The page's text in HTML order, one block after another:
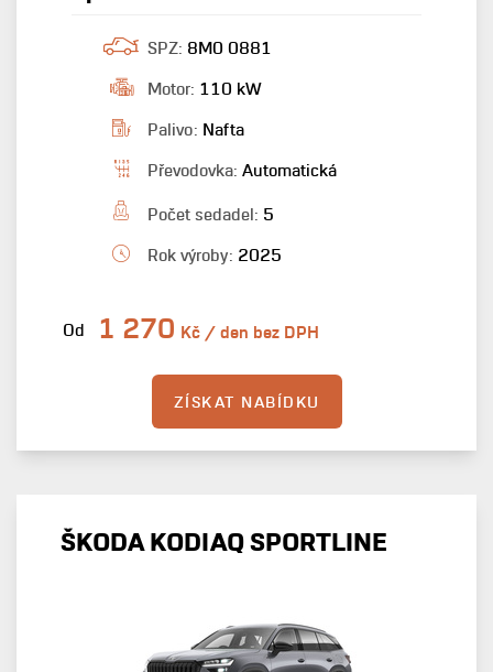
SPZ: 8M0 0881
Motor: 110 kW
Palivo: Nafta
Převodovka: Automatická
Počet sedadel: 5
Rok výroby: 2025
Od 1 270 Kč / den bez DPH
ZÍSKAT NABÍDKU
ŠKODA KODIAQ SPORTLINE